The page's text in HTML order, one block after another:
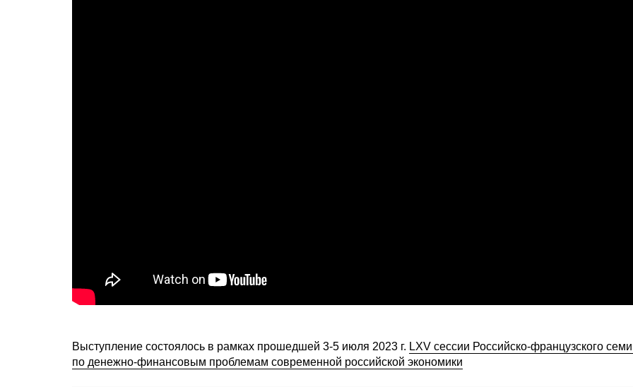
Выступление состоялось в рамках прошедшей 3-5 июля 2023 г. LXV сессии Российско-французского
по денежно-финансовым проблемам современной российской экономики